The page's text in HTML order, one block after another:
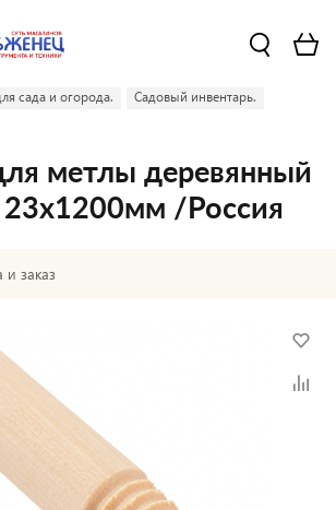
сада и огорода.
Садовый инвентарь.
метлы деревянный
23х1200мм /Россия
и заказ